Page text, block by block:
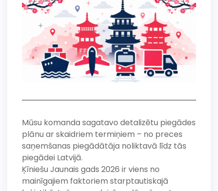
Mūsu komanda sagatavo detalizētu piegādes
plānu ar skaidriem termiņiem – no preces
saņemšanas piegādātāja noliktavā līdz tās
piegādei Latvijā.
Ķīniešu Jaunais gads 2026 ir viens no
mainīgajiem faktoriem starptautiskajā